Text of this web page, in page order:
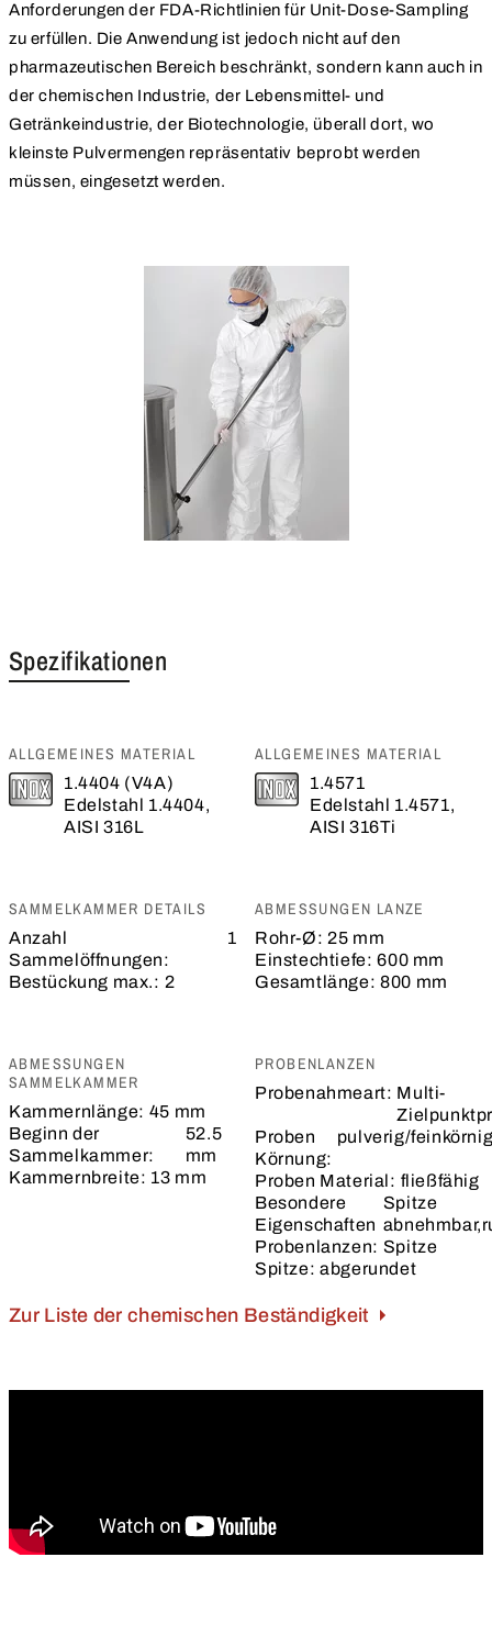
Anforderungen der FDA-Richtlinien für Unit-Dose-Sampling
zu erfüllen. Die Anwendung ist jedoch nicht auf den
pharmazeutischen Bereich beschränkt, sondern kann auch in
der chemischen Industrie, der Lebensmittel- und
Getränkeindustrie, der Biotechnologie, überall dort, wo
kleinste Pulvermengen repräsentativ beprobt werden
müssen, eingesetzt werden.
Spezifikationen
ALLGEMEINES MATERIAL
1.4404 (V4A)
Edelstahl 1.4404,
AISI 316L
ALLGEMEINES MATERIAL
1.4571
Edelstahl 1.4571,
AISI 316Ti
SAMMELKAMMER DETAILS
Anzahl
Sammelöffnungen:
1
Bestückung max.: 2
ABMESSUNGEN LANZE
Rohr-Ø: 25 mm
Einstechtiefe: 600 mm
Gesamtlänge: 800 mm
ABMESSUNGEN
SAMMELKAMMER
Kammernlänge: 45 mm
Beginn der
Sammelkammer:
52.5
mm
Kammernbreite: 13 mm
PROBENLANZEN
Probenahmeart: Multi-
Proben
Körnung:
pulverig/
Proben Material: fließfähig
Besondere
Eigenschaften
Probenlanzen:
Spitze
Spitze
Spitze: abgerundet
Zur Liste der chemischen Beständigkeit